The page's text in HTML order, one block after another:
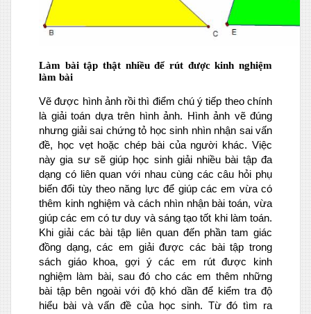
Làm bài tập thật nhiều để rút được kinh nghiệm
làm bài
Vẽ được hình ảnh rồi thì điểm chú ý tiếp theo chính
là giải toán dựa trên hình ảnh. Hình ảnh vẽ đúng
nhưng giải sai chứng tỏ học sinh nhìn nhận sai vấn
đề, học vẹt hoặc chép bài của người khác. Việc
này gia sư sẽ giúp học sinh giải nhiều bài tập đa
dạng có liên quan với nhau cùng các câu hỏi phụ
biến đổi tùy theo năng lực để giúp các em vừa có
thêm kinh nghiệm và cách nhìn nhận bài toán, vừa
giúp các em có tư duy và sáng tạo tốt khi làm toán.
Khi giải các bài tập liên quan đến phần tam giác
đồng dạng, các em giải được các bài tập trong
sách giáo khoa, gợi ý các em rút được kinh
nghiệm làm bài, sau đó cho các em thêm những
bài tập bên ngoài với độ khó dần để kiểm tra độ
hiểu bài và vấn đề của học sinh. Từ đó tìm ra